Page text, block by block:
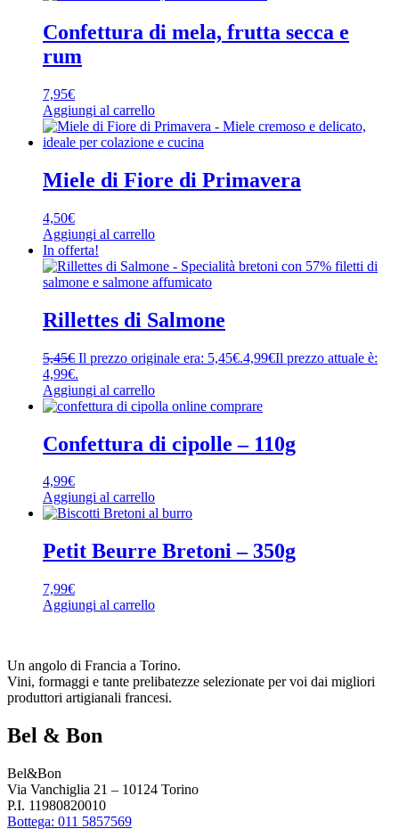
Confettura di mela, frutta secca e
rum
7,95€
Aggiungi al carrello
Miele di Fiore di Primavera
4,50€
Aggiungi al carrello
In offerta!
Rillettes di Salmone
5,45€ Il prezzo originale era: 5,45€.4,99€Il prezzo attuale è:
4,99€.
Aggiungi al carrello
Confettura di cipolle – 110g
4,99€
Aggiungi al carrello
Petit Beurre Bretoni – 350g
7,99€
Aggiungi al carrello
Un angolo di Francia a Torino.
Vini, formaggi e tante prelibatezze selezionate per voi dai migliori
produttori artigianali francesi.
Bel & Bon
Bel&Bon
Via Vanchiglia 21 – 10124 Torino
P.I. 11980820010
Bottega: 011 5857569